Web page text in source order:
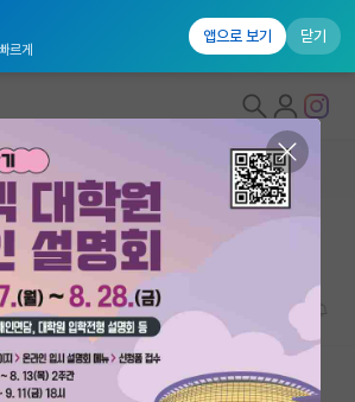
르게
앱으로 보기 닫기
판(아무개랩)